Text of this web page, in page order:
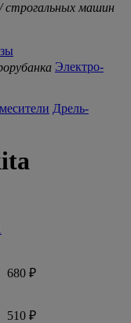
Электро-
Дрель-
680 ₽
510 ₽